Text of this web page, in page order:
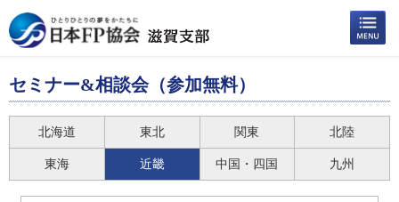
セミナー&相談会（参加無料）
北海道 東北 関東 北陸
東海 近畿 中国・四国 九州